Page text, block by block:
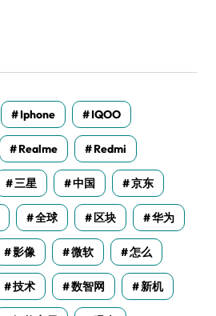
Iphone IQOO
Realme Redmi
三星 中国 京东
全球 区块 华为
影像 微软 怎么
技术 数智网 新机